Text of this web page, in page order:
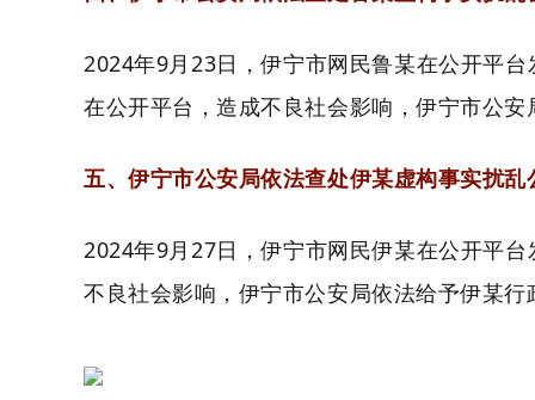
2024年9月23日，伊宁市网民鲁某在公开平
在公开平台，造成不良社会影响，伊宁市公
五、伊宁市公安局依法查处伊某虚构事实扰乱
2024年9月27日，伊宁市网民伊某在公开平
不良社会影响，伊宁市公安局依法给予伊某